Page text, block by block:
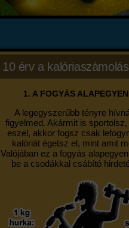
10 érv a
1. A FOGYÁS
A legegyszerűbb tényre
figyelmed. Akármit is
eszel, akkor fogsz csak
kalóriát égetsz el, mint amit
Valójában ez a fogyás
be a csodákkal csábító